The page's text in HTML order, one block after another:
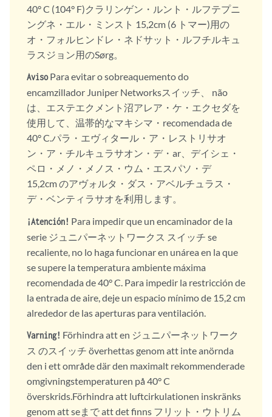
40° C (104° F)クラリンゲン・ルント・ルフテプニ
ングネ・エル・ミンスト 15,2cm (6 トマー)用の
オ・フォルヒンドレ・ネドサット・ルフチルキュ
ラスジョン用のSørg。
AvisoPara evitar o sobreaquemento do
encamzillador Juniper Networksスイッチ、 não
は、エステエクメント沼アレア・ケ・エクセダを
使用して、温帯的なマキシマ・recomendada de
40° C.パラ・エヴィタール・ア・レストリサオ
ン・ア・チルキュラサオン・デ・ar、デイシェ・
ペロ・メノ・メノス・ウム・エスパソ・デ
15,2cm のアヴォルタ・ダス・アベルチュラス・
デ・ベンティラサオを利用します。
¡Atención! Para impedir que un encaminador de la
serie ジュニパーネットワークス スイッチ se
recaliente, no lo haga funcionar en unárea en la que
se supere la temperatura ambiente máxima
recomendada de 40° C. Para impedir la restricción de
la entrada de aire, deje un espacio mínimo de 15,2 cm
alrededor de las aperturas para ventilación.
Varning! Förhindra att en ジュニパーネットワーク
ス のスイッチ överhettas genom att inte anörnda
den i ett område där den maximalt rekommenderade
omgivningstemperaturen på 40° C
överskrids.Förhindra att luftcirkulationen inskränks
genom att seまで att det finns フリット・ウトリム